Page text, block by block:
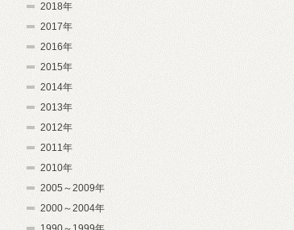
2018年
2017年
2016年
2015年
2014年
2013年
2012年
2011年
2010年
2005～2009年
2000～2004年